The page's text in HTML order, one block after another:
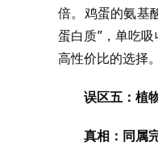
倍。鸡蛋的氨基
蛋白质”，单吃
高性价比的选择
误区五：植
真相：同属